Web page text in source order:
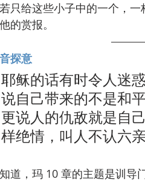
只给这些小子中的一个，
的赏报。
探意
耶稣的话有时令人迷
说自己带来的不是和
更说人的仇敌就是自
样绝情，叫人不认六
道，玛 10 章的主题是训导